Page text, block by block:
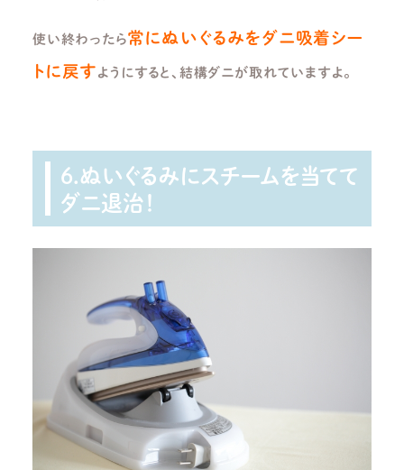
使い終わったら常にぬいぐるみをダニ吸着シー
トに戻すようにすると、結構ダニが取れていますよ。
6.ぬいぐるみにスチームを当てて
ダニ退治！